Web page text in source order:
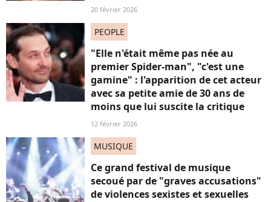
20 février 2026
PEOPLE
"Elle n'était même pas née au
premier Spider-man", "c'est une
gamine" : l'apparition de cet acteur
avec sa petite amie de 30 ans de
moins que lui suscite la critique
12 février 2026
MUSIQUE
Ce grand festival de musique
secoué par de "graves accusations"
de violences sexistes et sexuelles